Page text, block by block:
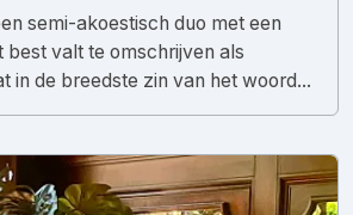
semi-akoestisch duo met een
best valt te omschrijven als
in de breedste zin van het woord...